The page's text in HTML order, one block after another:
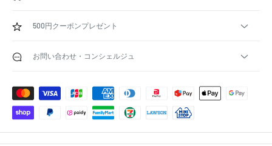
500円クーポンプレゼント
お問い合わせ・コンシェルジュ